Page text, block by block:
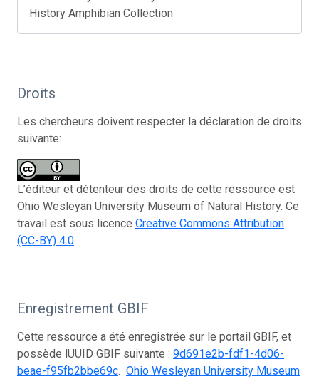
History Amphibian Collection
Droits
Les chercheurs doivent respecter la déclaration de droits
suivante:
L’éditeur et détenteur des droits de cette ressource est
Ohio Wesleyan University Museum of Natural History. Ce
travail est sous licence Creative Commons Attribution
(CC-BY) 4.0.
Enregistrement GBIF
Cette ressource a été enregistrée sur le portail GBIF, et
possède lUUID GBIF suivante : 9d691e2b-fdf1-4d06-
beae-f95fb2bbe69c. Ohio Wesleyan University Museum